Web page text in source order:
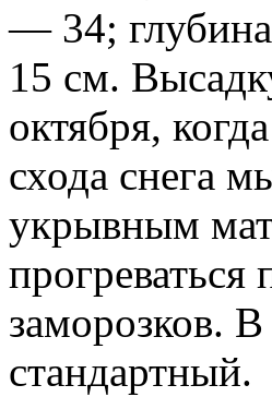
— 34;
15 см.
октября,
схода снега
укрывным
прогреваться
заморозков.
стандартный.